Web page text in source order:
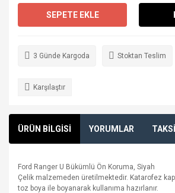
SEPETE EKLE
3 Günde Kargoda Stoktan Teslim
Karşılaştır
ÜRÜN BİLGİSİ YORUMLAR
Ford Ranger U Bükümlü Ön Koruma, Siyah
Çelik malzemeden üretilmektedir. Katarofez
toz boya ile boyanarak kullanıma hazırlanır.